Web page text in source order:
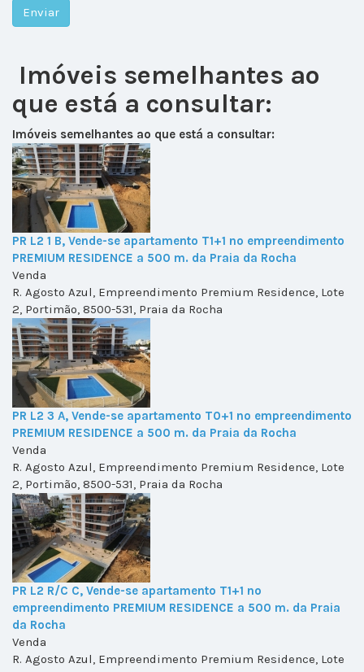
Imóveis semelhantes ao
que está a consultar:
Imóveis semelhantes ao que está a consultar:
PR L2 1 B, Vende-se apartamento T1+1 no empreendimento
PREMIUM RESIDENCE a 500 m. da Praia da Rocha
Venda
R. Agosto Azul, Empreendimento Premium Residence, Lote
2, Portimão, 8500-531, Praia da Rocha
PR L2 3 A, Vende-se apartamento T0+1 no empreendimento
PREMIUM RESIDENCE a 500 m. da Praia da Rocha
Venda
R. Agosto Azul, Empreendimento Premium Residence, Lote
2, Portimão, 8500-531, Praia da Rocha
PR L2 R/C C, Vende-se apartamento T1+1 no
empreendimento PREMIUM RESIDENCE a 500 m. da Praia
da Rocha
Venda
R. Agosto Azul, Empreendimento Premium Residence, Lote